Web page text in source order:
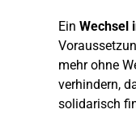
Ein Wechsel
mehr ohne
verhindern,
solidarisch